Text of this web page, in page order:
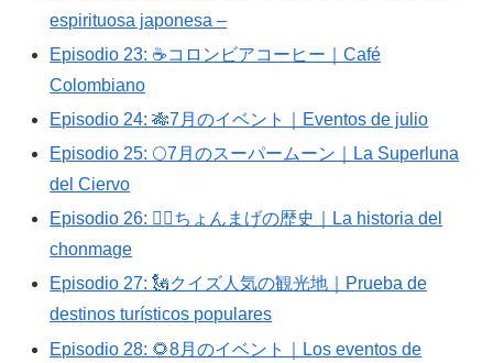
espirituosa japonesa –
Episodio 23: ☕コロンビアコーヒー｜Café
Colombiano
Episodio 24: 🎋7月のイベント｜Eventos de julio
Episodio 25: 🌕7月のスーパームーン｜La Superluna
del Ciervo
Episodio 26: 💇‍♂️ちょんまげの歴史｜La historia del
chonmage
Episodio 27: 🗽クイズ人気の観光地｜Prueba de
destinos turísticos populares
Episodio 28: 🌻8月のイベント｜Los eventos de